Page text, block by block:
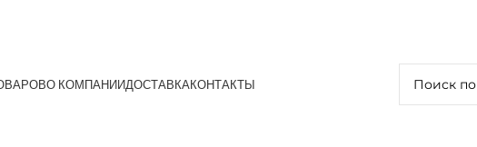
О КОМПАНИИДОСТАВКАКОНТАКТЫ